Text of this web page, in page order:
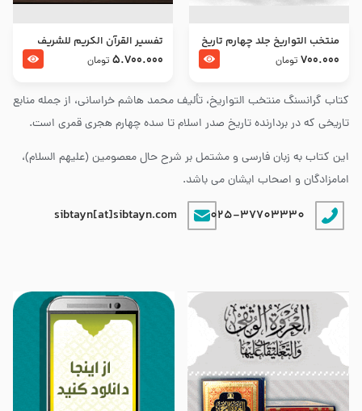
کتاب گرانسنگ منتخب التواريخ، تألیف محمد هاشم خراسانی، از جمله منابع
تاریخی که در بردارنده تاریخ صدر اسلام تا سده چهارم هجری قمری است.
این کتاب به زبان فارسی و مشتمل بر شرح حال معصومین (علیهم السلام)،
امامزادگان و اصحاب ایشان می باشد.
025-37703330
sibtayn[at]sibtayn.com
منتخب التواریخ جلد چهارم تاریخ
امام زین العابدین و امام محمد
700.000 تومان
تفسير القرآن الكريم للشريف
المرتضي قدس سرّه
5.700.000 تومان